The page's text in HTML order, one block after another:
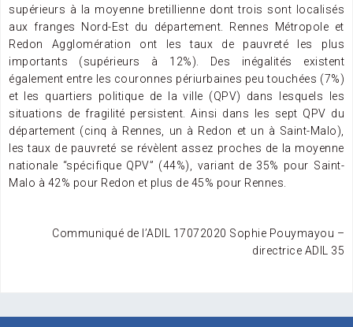
supérieurs à la moyenne bretillienne dont trois sont localisés
aux franges Nord-Est du département. Rennes Métropole et
Redon Agglomération ont les taux de pauvreté les plus
importants (supérieurs à 12%). Des inégalités existent
également entre les couronnes périurbaines peu touchées (7%)
et les quartiers politique de la ville (QPV) dans lesquels les
situations de fragilité persistent. Ainsi dans les sept QPV du
département (cinq à Rennes, un à Redon et un à Saint-Malo),
les taux de pauvreté se révèlent assez proches de la moyenne
nationale “spécifique QPV” (44%), variant de 35% pour Saint-
Malo à 42% pour Redon et plus de 45% pour Rennes.
Communiqué de l’ADIL 17072020 Sophie Pouymayou –
directrice ADIL 35